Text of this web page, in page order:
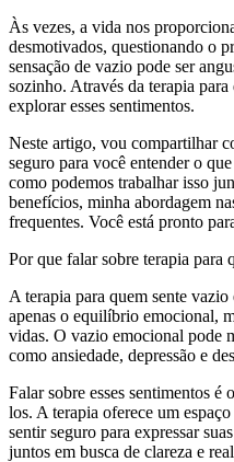
Às vezes, a vida nos
desmotivados, questionando o
sensação de vazio pode ser
sozinho. Através da terapia
explorar esses sentimentos.
Neste artigo, vou compartilhar
seguro para você entender o
como podemos trabalhar isso
benefícios, minha abordagem
frequentes. Você está pronto
Por que falar sobre terapia para
A terapia para quem sente
apenas o equilíbrio emocional,
vidas. O vazio emocional pode
como ansiedade, depressão e
Falar sobre esses sentimentos é
los. A terapia oferece um
sentir seguro para expressar
juntos em busca de clareza e